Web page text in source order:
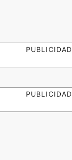
PUBLICIDAD
PUBLICIDAD